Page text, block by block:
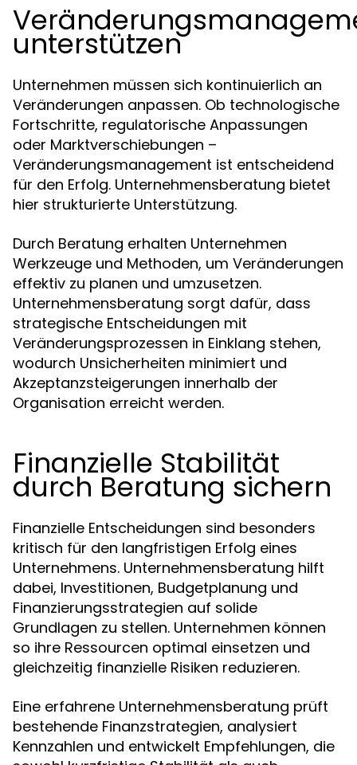
unterstützen
Unternehmen müssen sich kontinuierlich an
Veränderungen anpassen. Ob technologische
Fortschritte, regulatorische Anpassungen
oder Marktverschiebungen –
Veränderungsmanagement ist entscheidend
für den Erfolg. Unternehmensberatung bietet
hier strukturierte Unterstützung.
Durch Beratung erhalten Unternehmen
Werkzeuge und Methoden, um Veränderungen
effektiv zu planen und umzusetzen.
Unternehmensberatung sorgt dafür, dass
strategische Entscheidungen mit
Veränderungsprozessen in Einklang stehen,
wodurch Unsicherheiten minimiert und
Akzeptanzsteigerungen innerhalb der
Organisation erreicht werden.
Finanzielle Stabilität
durch Beratung sichern
Finanzielle Entscheidungen sind besonders
kritisch für den langfristigen Erfolg eines
Unternehmens. Unternehmensberatung hilft
dabei, Investitionen, Budgetplanung und
Finanzierungsstrategien auf solide
Grundlagen zu stellen. Unternehmen können
so ihre Ressourcen optimal einsetzen und
gleichzeitig finanzielle Risiken reduzieren.
Eine erfahrene Unternehmensberatung prüft
bestehende Finanzstrategien, analysiert
Kennzahlen und entwickelt Empfehlungen, die